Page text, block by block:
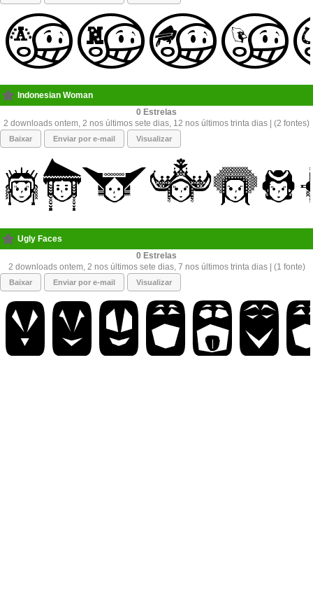
Indonesian Woman
0
2 downloads ontem, 2 nos últimos sete dias, 12 nos últimos trinta dias | (2 fontes)
Baixar Enviar por e-mail Visualizar
Ugly Faces
0
2 downloads ontem, 2 nos últimos sete dias, 7 nos últimos trinta dias | (1 fonte)
Baixar Enviar por e-mail Visualizar